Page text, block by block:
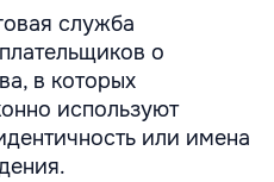
служба
о
в которых
используют
или имена